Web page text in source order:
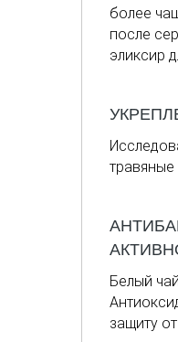
более
после
эликсир
Белый
защиту